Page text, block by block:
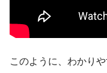
このように、わかり